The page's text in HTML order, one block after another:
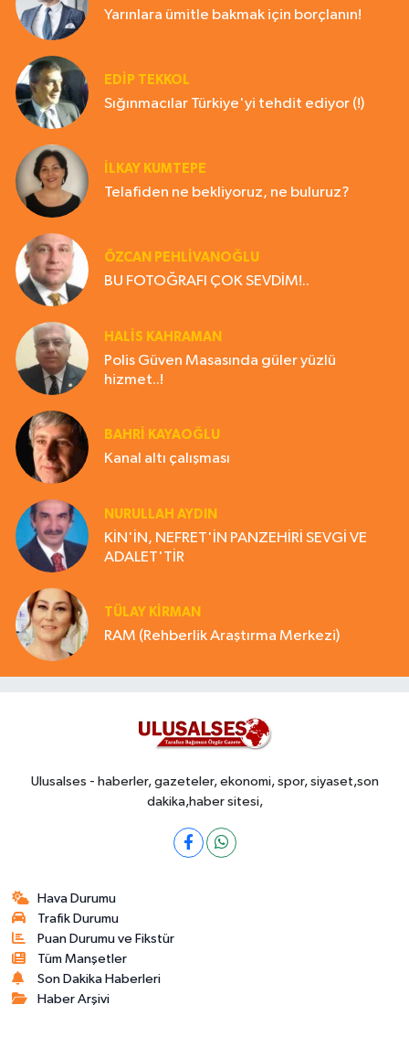
Yarınlara ümitle bakmak için borçlanın!
EDIP TEKKOL
Sığınmacılar Türkiye'yi tehdit ediyor (!)
İLKAY KUMTEPE
Telafiden ne bekliyoruz, ne buluruz?
ÖZCAN PEHLİVANOĞLU
BU FOTOĞRAFI ÇOK SEVDİM!..
HALIS KAHRAMAN
Polis Güven Masasında güler yüzlü
hizmet..!
BAHRI KAYAOĞLU
Kanal altı çalışması
NURULLAH AYDIN
KİN'İN, NEFRET'İN PANZEHİRİ SEVGİ VE
ADALET'TİR
TÜLAY KİRMAN
RAM (Rehberlik Araştırma Merkezi)
Ulusalses - haberler, gazeteler, ekonomi, spor, siyaset,son
dakika,haber sitesi,
Hava Durumu
Trafik Durumu
Puan Durumu ve Fikstür
Tüm Manşetler
Son Dakika Haberleri
Haber Arşivi